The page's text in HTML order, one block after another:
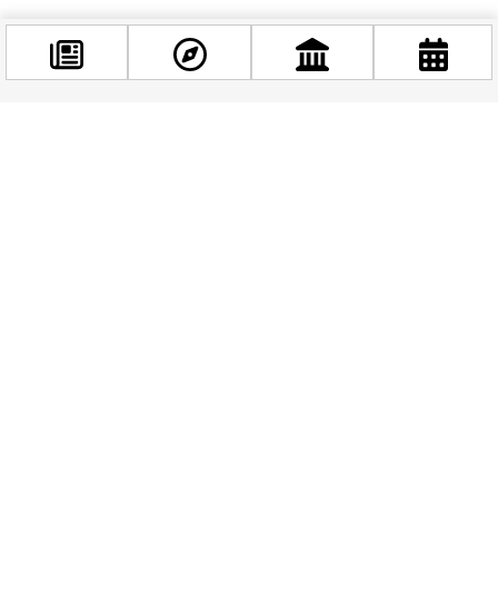
A városi utasok részéről nem igényel speciális felkészülést az
átállás: az új buszokkal ugyanúgy lehet majd utazni, mint a